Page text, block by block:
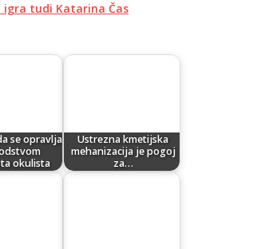
igra tudi Katarina Čas
se opravlja
okulista
Ustrezna kmetijska
mehanizacija je pogoj
za…